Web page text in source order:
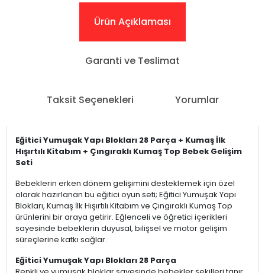
Ürün Açıklaması
Garanti ve Teslimat
Taksit Seçenekleri Yorumlar
Eğitici Yumuşak Yapı Blokları 28 Parça + Kumaş İlk
Hışırtılı Kitabım + Çıngıraklı Kumaş Top Bebek Gelişim
Seti
Bebeklerin erken dönem gelişimini desteklemek için özel
olarak hazırlanan bu eğitici oyun seti; Eğitici Yumuşak Yapı
Blokları, Kumaş İlk Hışırtılı Kitabım ve Çıngıraklı Kumaş Top
ürünlerini bir araya getirir. Eğlenceli ve öğretici içerikleri
sayesinde bebeklerin duyusal, bilişsel ve motor gelişim
süreçlerine katkı sağlar.
Eğitici Yumuşak Yapı Blokları 28 Parça